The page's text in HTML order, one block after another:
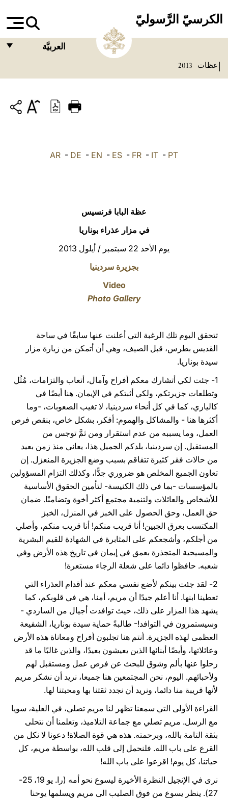
الكرسيّ الرَّسوليّ
العربيَّة
ITALIANO
LATINE
عظات 2013
AR - DE - EN - ES - FR - IT - PT
عظة البابا فرنسيس
في مزار عذراء بوناريا
يوم الأحد 22 سبتمبر / أيلول 2013
بجزيرة سردينيا
Video
Photo Gallery
تتحقق اليوم تلك الرغبة التي أعلنت عنها سابقًا في ساحة
القديس بطرس، قبل الصيف، وهي أن أتمكن من زيارة مزار
سيدة بوناريا.
1- جئت لكي أتشارك معكم أفراح وآمال، أتعاب والتزامات، مُثُل
وتطلعات جزيرتكم، ولكي أثبتكم في الإيمان. هنا أيضًا في
كالياري، كما في كل أنحاء سردينيا، لا تغيب الصعوبات، -وما
أكثرها هنا - والمشاكل والهموم: أفكر، بشكل خاص، بنقص فرص
العمل، وما يسببه من عدم استقرار ومن ثمَّ توجس من
المستقبل. إن سردينيا، بلدكم الجميل هذا، يعاني منذ زمن بعيد
من حالات فقر كثيرة تتفاقم بسبب وضع الجزيرة المنعزل. إن
تعاون الجميع المخلص هو ضروري جدًّا، وكذلك التزام المسؤولين
بالمؤسسات -بما في ذلك الكنيسة- لتأمين الحقوق الأساسية
للأشخاص والعائلات ولتنمية مجتمع أكثر أخوة وتضامنًا. ضمان
حق العمل، وحق الحصول على الخبز في المنزل، الخبز
المكتسب بعرق الجبين! أنا قريب منكم! أنا قريب منكم، وأصلي
من أجلكم، وأشجعكم على المثابرة في الشهادة للقيم البشرية
والمسيحية المتجذرة بعمق في إيمان في تاريخ هذه الأرض وفي
شعبه. حافظوا دائما على شعلة الرجاء مستعرة!
2- لقد جئت بينكم لأضع نفسي معكم عند أقدام العذراء التي
تعطينا ابنها. أنا أعلم جيدًا أن مريم، أمنا، هي في قلوبكم، كما
يشهد هذا المزار على ذلك، حيث توافدت أجيال من الساردي -
وسيستمرون في التوافد!- طالبةً حماية سيدة بوناريا، الشفيعة
العظمى لهذه الجزيرة. أنتم هنا تجلبون أفراح ومعاناة هذه الأرض
وعائلاتها، وأيضًا أبنائها الذين يعيشون بعيدًا، والذين غالبًا ما قد
رحلوا عنها بألم وشوق للبحث عن فرص عمل ومستقبل لهم
ولأحبائهم. اليوم، نحن المجتمعين هنا جميعا، نريد أن نشكر مريم
لأنها قريبة منا دائما، ونريد أن نجدد ثقتنا بها ومحبتنا لها.
القراءة الأولى التي سمعنا تظهر لنا مريم تصلي، في العلية، سويا
مع الرسل. مريم تصلي مع جماعة التلاميذ، وتعلمنا أن نتحلى
بثقة التامة بالله، وبرحمته. هذه هي قوة الصلاة! دعونا لا نكل من
القرع على باب الله. فلنحمل إلى قلب الله، بواسطة مريم، كل
حياتنا، كل يوم! اقرعوا على باب الله!
نرى في الإنجيل النظرة الأخيرة ليسوع نحو أمه (را. يو 19، 25-
27). ينظر يسوع من فوق الصليب الى مريم ويسلمها يوحنا